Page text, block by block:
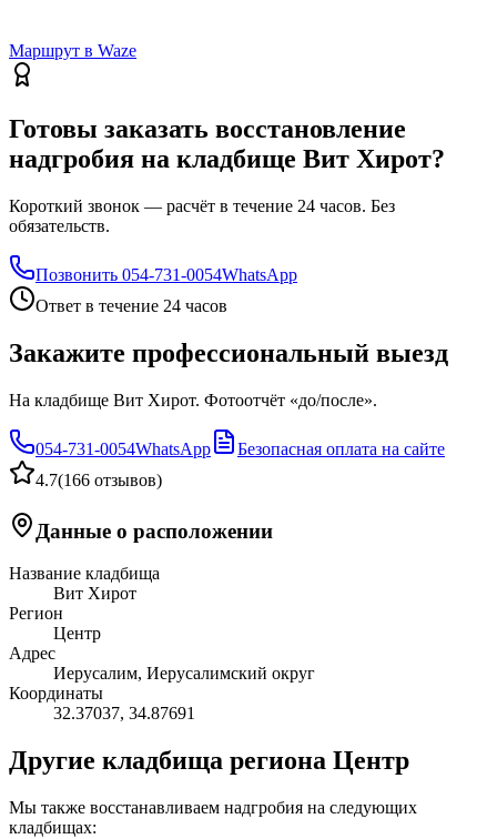
Маршрут в Waze
Готовы заказать восстановление
надгробия на кладбище Вит Хирот?
Короткий звонок — расчёт в течение 24 часов. Без
обязательств.
Позвонить 054-731-0054WhatsApp
Ответ в течение 24 часов
Закажите профессиональный выезд
На кладбище Вит Хирот. Фотоотчёт «до/после».
054-731-0054WhatsApp
Безопасная оплата на сайте
4.7(166 отзывов)
Данные о расположении
Название кладбища
Вит Хирот
Регион
Центр
Адрес
Иерусалим, Иерусалимский округ
Координаты
32.37037, 34.87691
Другие кладбища региона Центр
Мы также восстанавливаем надгробия на следующих
кладбищах: